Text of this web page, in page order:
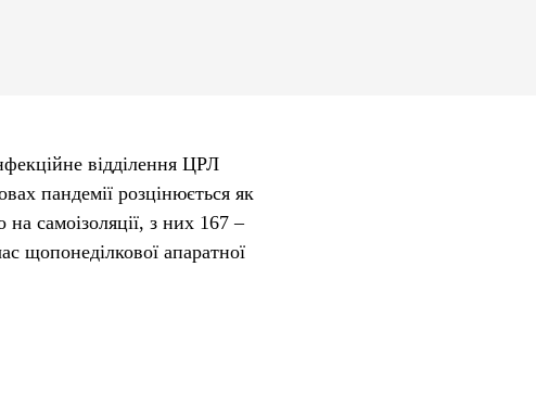
відділення ЦРЛ
пандемії розцінюється як
самоізоляції, з них 167 –
щопонеділкової апаратної